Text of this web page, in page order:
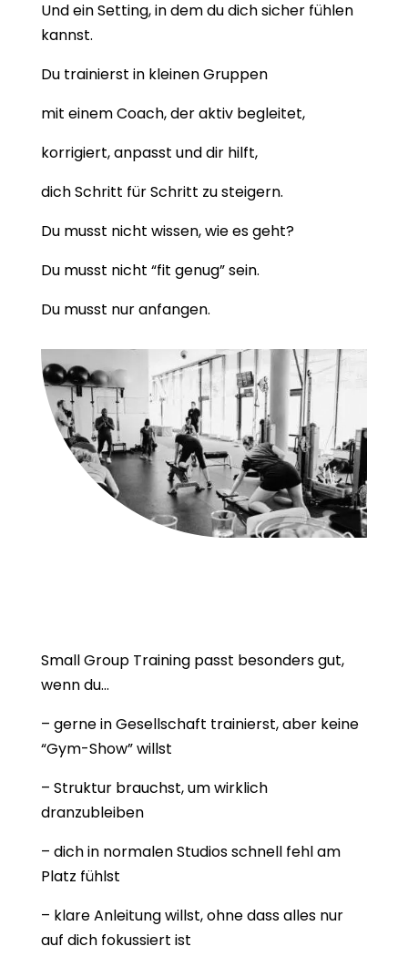
Und ein Setting, in dem du dich sicher fühlen
kannst.
Du trainierst in kleinen Gruppen
mit einem Coach, der aktiv begleitet,
korrigiert, anpasst und dir hilft,
dich Schritt für Schritt zu steigern.
Du musst nicht wissen, wie es geht?
Du musst nicht “fit genug” sein.
Du musst nur anfangen.
Small Group Training passt besonders gut,
wenn du…
– gerne in Gesellschaft trainierst, aber keine
“Gym-Show” willst
– Struktur brauchst, um wirklich
dranzubleiben
– dich in normalen Studios schnell fehl am
Platz fühlst
– klare Anleitung willst, ohne dass alles nur
auf dich fokussiert ist